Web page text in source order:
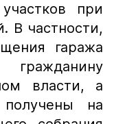
при
В частности,
гаража
власти, а
на